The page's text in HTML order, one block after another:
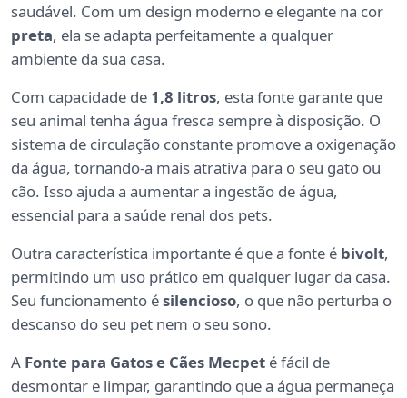
saudável. Com um design moderno e elegante na cor
preta, ela se adapta perfeitamente a qualquer
ambiente da sua casa.
Com capacidade de 1,8 litros, esta fonte garante que
seu animal tenha água fresca sempre à disposição. O
sistema de circulação constante promove a oxigenação
da água, tornando-a mais atrativa para o seu gato ou
cão. Isso ajuda a aumentar a ingestão de água,
essencial para a saúde renal dos pets.
Outra característica importante é que a fonte é bivolt,
permitindo um uso prático em qualquer lugar da casa.
Seu funcionamento ésilencioso, o que não perturba o
descanso do seu pet nem o seu sono.
A Fonte para Gatos e Cães Mecpet é fácil de
desmontar e limpar, garantindo que a água permaneça